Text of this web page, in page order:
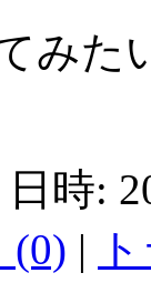
みた
日時:
(0) |